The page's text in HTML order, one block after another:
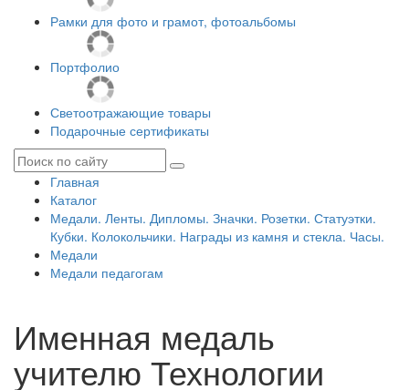
Рамки для фото и грамот, фотоальбомы
Портфолио
Светоотражающие товары
Подарочные сертификаты
Главная
Каталог
Медали. Ленты. Дипломы. Значки. Розетки. Статуэтки.
Кубки. Колокольчики. Награды из камня и стекла. Часы.
Медали
Медали педагогам
Именная медаль
учителю Технологии